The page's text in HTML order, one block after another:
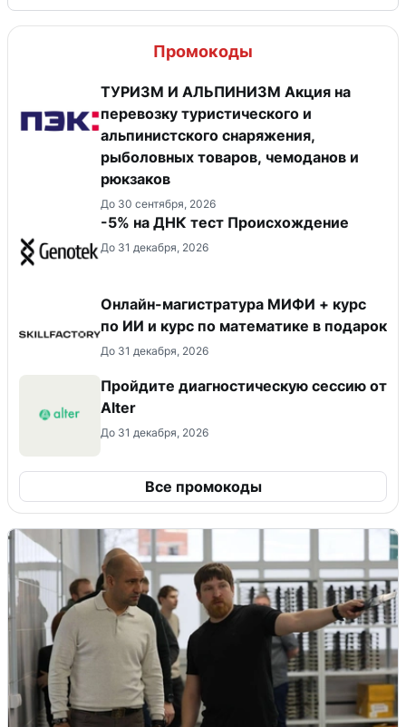
Промокоды
ТУРИЗМ И АЛЬПИНИЗМ Акция на
перевозку туристического и
альпинистского снаряжения,
рыболовных товаров, чемоданов и
рюкзаков
До 30 сентября, 2026
-5% на ДНК тест Происхождение
До 31 декабря, 2026
Онлайн-магистратура МИФИ + курс
по ИИ и курс по математике в подарок
До 31 декабря, 2026
Пройдите диагностическую сессию от
Alter
До 31 декабря, 2026
Все промокоды